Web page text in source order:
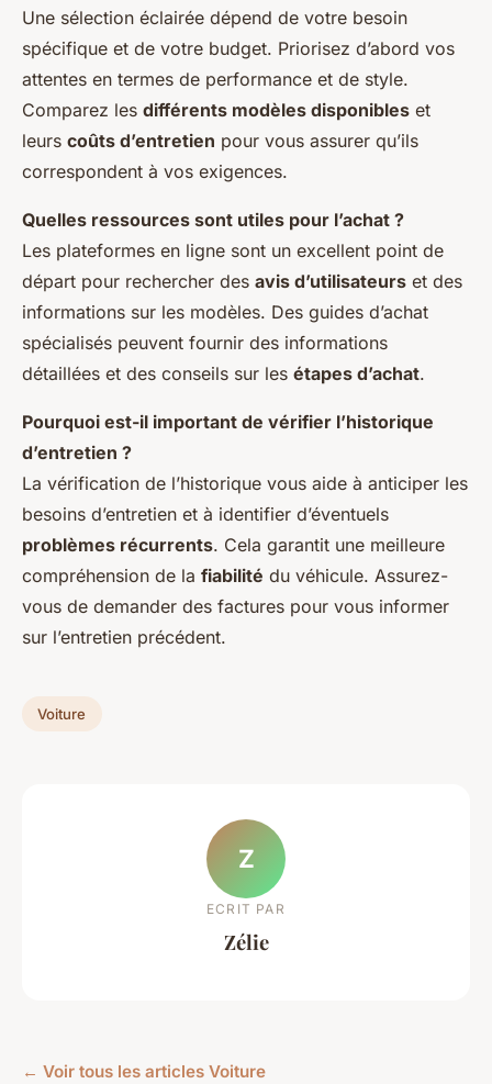
Une sélection éclairée dépend de votre besoin
spécifique et de votre budget. Priorisez d’abord vos
attentes en termes de performance et de style.
Comparez les différents modèles disponibles et
leurs coûts d’entretien pour vous assurer qu’ils
correspondent à vos exigences.
Quelles ressources sont utiles pour l’achat ?
Les plateformes en ligne sont un excellent point de
départ pour rechercher des avis d’utilisateurs et des
informations sur les modèles. Des guides d’achat
spécialisés peuvent fournir des informations
détaillées et des conseils sur les étapes d’achat.
Pourquoi est-il important de vérifier l’historique
d’entretien ?
La vérification de l’historique vous aide à anticiper les
besoins d’entretien et à identifier d’éventuels
problèmes récurrents. Cela garantit une meilleure
compréhension de la fiabilité du véhicule. Assurez-
vous de demander des factures pour vous informer
sur l’entretien précédent.
Voiture
Z
ECRIT PAR
Zélie
← Voir tous les articles Voiture